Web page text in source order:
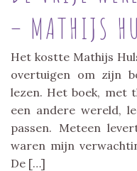
– MATHIJS
Het kostte Mathijs
overtuigen om zijn
lezen. Het boek, met
een andere wereld,
passen. Meteen
waren mijn
De […]